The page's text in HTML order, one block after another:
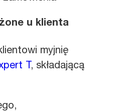
u klienta
myjnię
T, składającą